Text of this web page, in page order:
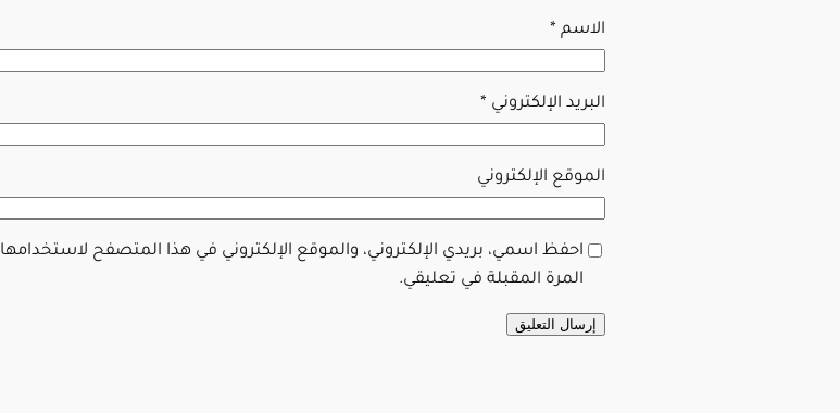
الاسم *
البريد الإلكتروني *
الموقع الإلكتروني
احفظ اسمي، بريدي الإلكتروني، والموقع الإلكتروني في هذا المتصفح لاستخدامها
المرة المقبلة في تعليقي.